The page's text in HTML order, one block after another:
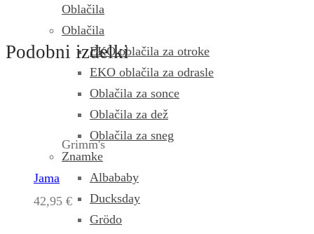
Oblačila
Oblačila
EKO oblačila za otroke
EKO oblačila za odrasle
Oblačila za sonce
Oblačila za dež
Oblačila za sneg
Znamke
Albababy
Ducksday
Grödo
Podobni izdelki
Grimm's
Jama
42,95 €